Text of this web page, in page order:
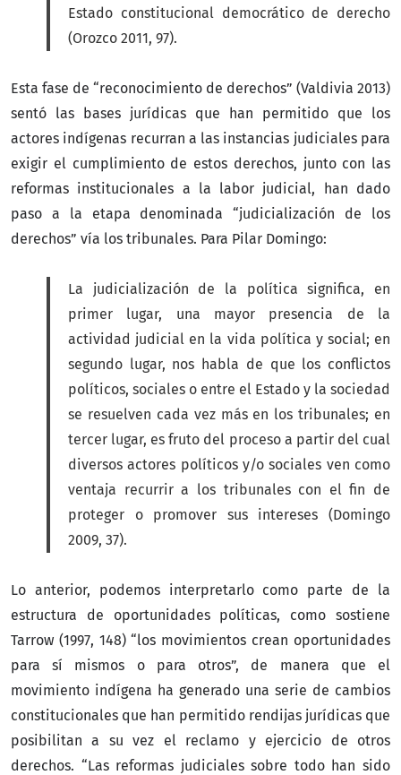
Estado constitucional democrático de derecho
(Orozco 2011, 97).
Esta fase de “reconocimiento de derechos” (Valdivia 2013)
sentó las bases jurídicas que han permitido que los
actores indígenas recurran a las instancias judiciales para
exigir el cumplimiento de estos derechos, junto con las
reformas institucionales a la labor judicial, han dado
paso a la etapa denominada “judicialización de los
derechos” vía los tribunales. Para Pilar Domingo:
La judicialización de la política significa, en
primer lugar, una mayor presencia de la
actividad judicial en la vida política y social; en
segundo lugar, nos habla de que los conflictos
políticos, sociales o entre el Estado y la sociedad
se resuelven cada vez más en los tribunales; en
tercer lugar, es fruto del proceso a partir del cual
diversos actores políticos y/o sociales ven como
ventaja recurrir a los tribunales con el fin de
proteger o promover sus intereses (Domingo
2009, 37).
Lo anterior, podemos interpretarlo como parte de la
estructura de oportunidades políticas, como sostiene
Tarrow (1997, 148) “los movimientos crean oportunidades
para sí mismos o para otros”, de manera que el
movimiento indígena ha generado una serie de cambios
constitucionales que han permitido rendijas jurídicas que
posibilitan a su vez el reclamo y ejercicio de otros
derechos. “Las reformas judiciales sobre todo han sido